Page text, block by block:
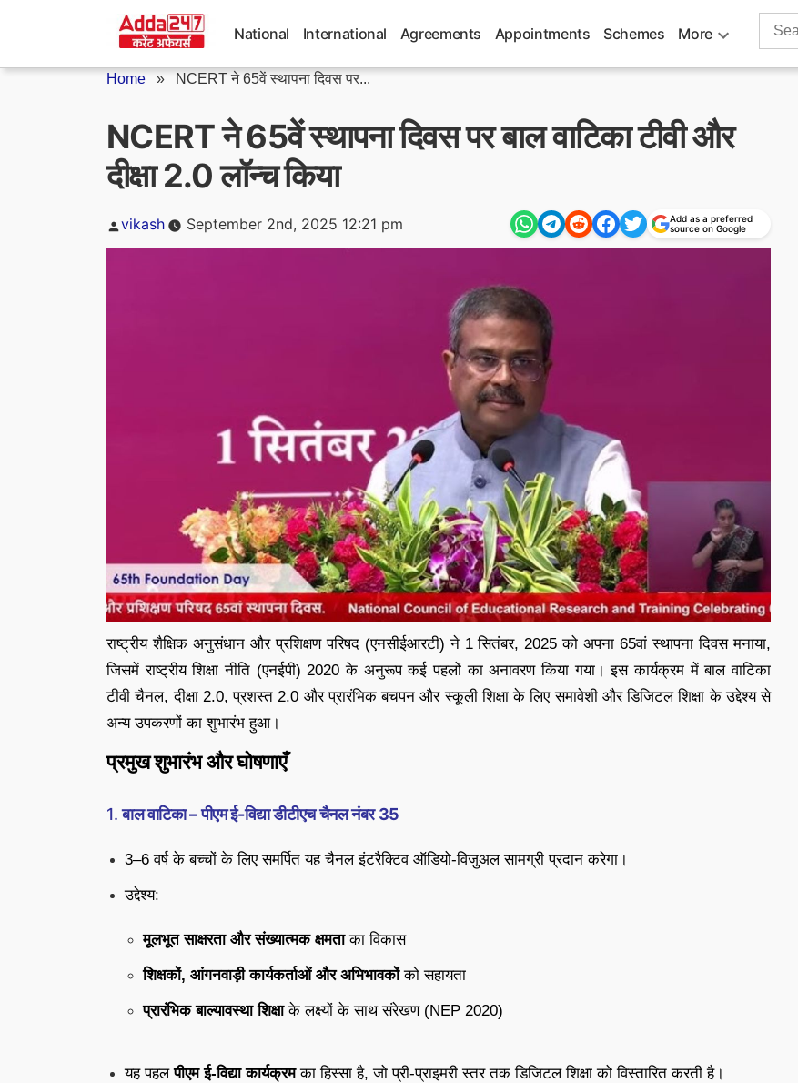
National International Agreements Appointments Schemes More
Search
Home » NCERT ने 65वें स्थापना दिवस पर...
NCERT ने 65वें स्थापना दिवस पर बाल वाटिका टीवी और
दीक्षा 2.0 लॉन्च किया
Posted
vikash September 2nd, 2025 12:21 pm
Add as a preferred
source on Google
राष्ट्रीय शैक्षिक अनुसंधान और प्रशिक्षण परिषद (एनसीईआरटी) ने 1 सितंबर, 2025 को अपना 65वां स्थापना दिवस मनाया,
जिसमें राष्ट्रीय शिक्षा नीति (एनईपी) 2020 के अनुरूप कई पहलों का अनावरण किया गया। इस कार्यक्रम में बाल वाटिका
टीवी चैनल, दीक्षा 2.0, प्रशस्त 2.0 और प्रारंभिक बचपन और स्कूली शिक्षा के लिए समावेशी और डिजिटल शिक्षा के उद्देश्य से
अन्य उपकरणों का शुभारंभ हुआ।
प्रमुख शुभारंभ और घोषणाएँ
1.बाल वाटिका – पीएम ई-विद्या डीटीएच चैनल नंबर 35
3–6 वर्ष के बच्चों के लिए समर्पित यह चैनल इंटरैक्टिव ऑडियो-विजुअल सामग्री प्रदान करेगा।
उद्देश्य:
मूलभूत साक्षरता और संख्यात्मक क्षमताका विकास
शिक्षकों, आंगनवाड़ी कार्यकर्ताओं और अभिभावकोंको सहायता
प्रारंभिक बाल्यावस्था शिक्षाके लक्ष्यों के साथ संरेखण (NEP 2020)
यह पहलपीएम ई-विद्या कार्यक्रमका हिस्सा है, जो प्री-प्राइमरी स्तर तक डिजिटल शिक्षा को विस्तारित करती है।